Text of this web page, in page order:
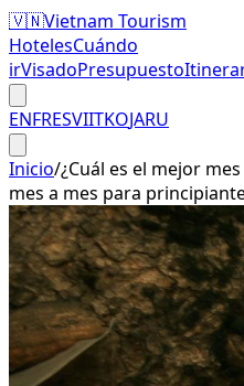
🇻🇳Vietnam Tourism
HotelesCuándo
irVisadoPresupuesto
ENFRESVIITKOJARU
Inicio/¿Cuál es el mejor
mes a mes para